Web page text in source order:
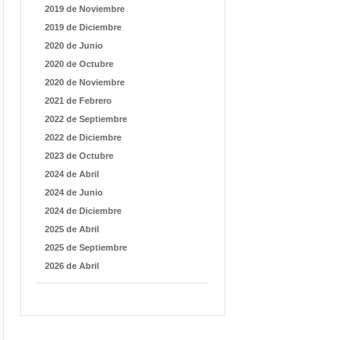
2019 de Noviembre
2019 de Diciembre
2020 de Junio
2020 de Octubre
2020 de Noviembre
2021 de Febrero
2022 de Septiembre
2022 de Diciembre
2023 de Octubre
2024 de Abril
2024 de Junio
2024 de Diciembre
2025 de Abril
2025 de Septiembre
2026 de Abril